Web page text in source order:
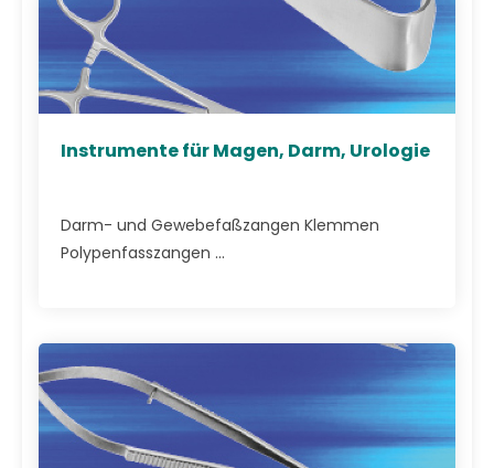
Instrumente für Magen, Darm, Urologie
Darm- und Gewebefaßzangen Klemmen
Polypenfasszangen ...